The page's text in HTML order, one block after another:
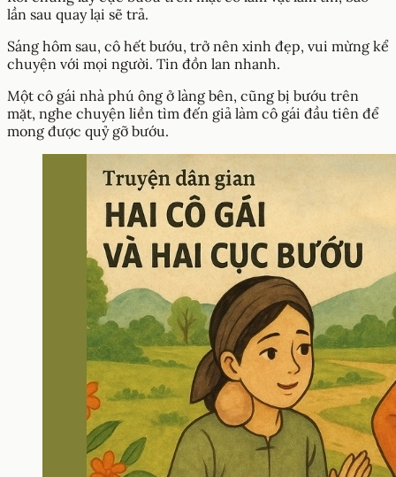
lần sau quay lại sẽ trả.
Sáng hôm sau, cô hết bướu, trở nên xinh đẹp, vui mừng kể
chuyện với mọi người. Tin đồn lan nhanh.
Một cô gái nhà phú ông ở làng bên, cũng bị bướu trên
mặt, nghe chuyện liền tìm đến giả làm cô gái đầu tiên để
mong được quỷ gỡ bướu.